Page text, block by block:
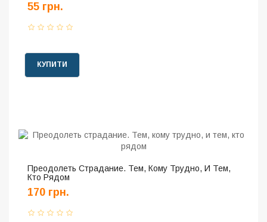
55 грн.
КУПИТИ
Преодолеть Страдание. Тем, Кому Трудно, И Тем,
Кто Рядом
170 грн.